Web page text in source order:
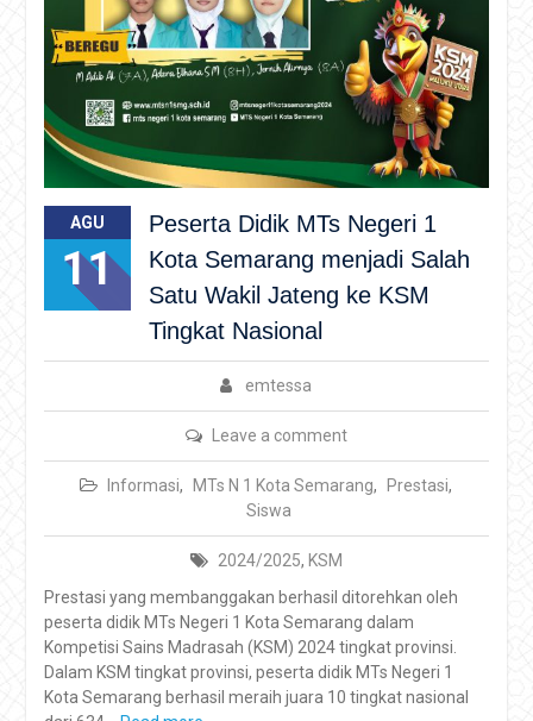
AGU
11
Peserta Didik MTs Negeri 1
Kota Semarang menjadi Salah
Satu Wakil Jateng ke KSM
Tingkat Nasional
emtessa
Leave a comment
Informasi, MTs N 1 Kota Semarang, Prestasi,
Siswa
2024/2025, KSM
Prestasi yang membanggakan berhasil ditorehkan oleh
peserta didik MTs Negeri 1 Kota Semarang dalam
Kompetisi Sains Madrasah (KSM) 2024 tingkat provinsi.
Dalam KSM tingkat provinsi, peserta didik MTs Negeri 1
Kota Semarang berhasil meraih juara 10 tingkat nasional